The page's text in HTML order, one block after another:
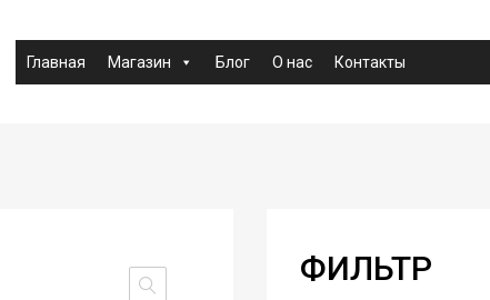
Главная Магазин Блог О нас Контакты
ФИЛЬТР